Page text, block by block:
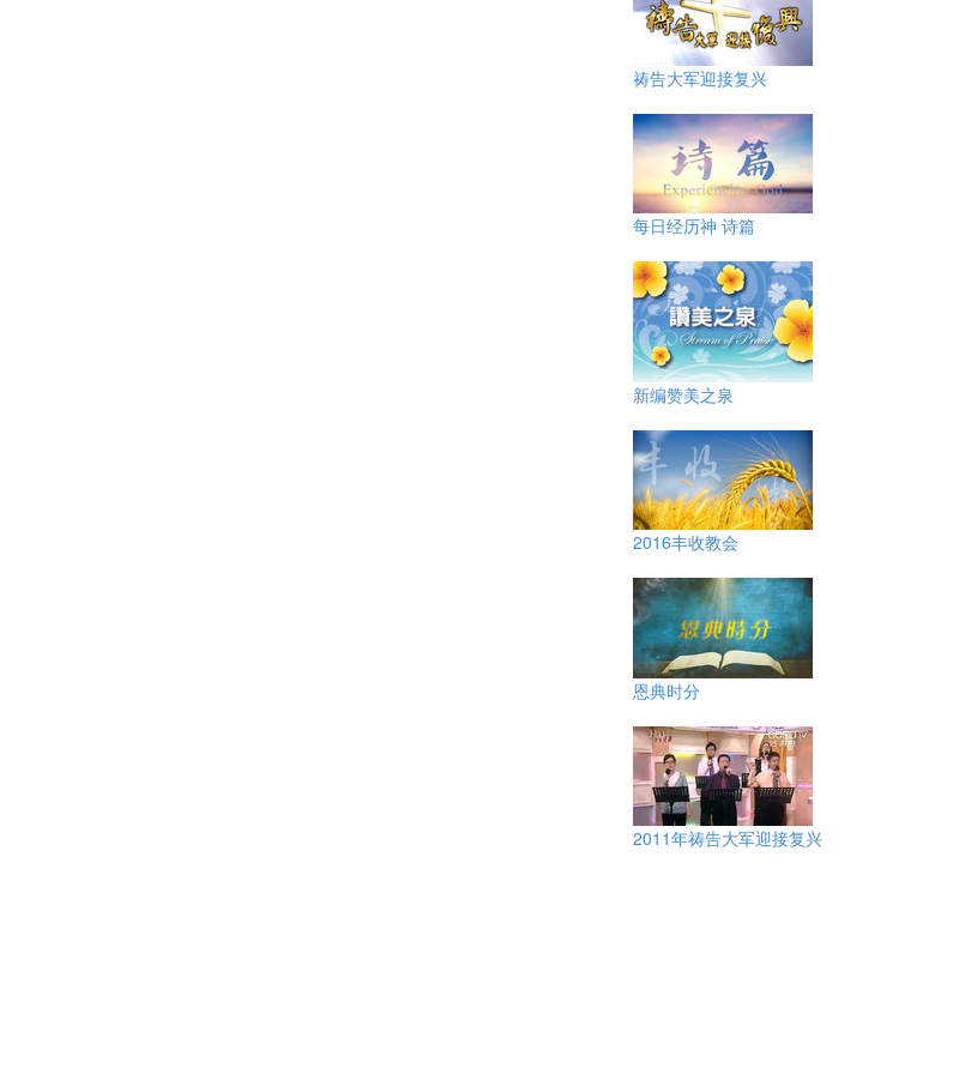
祷告大军迎接复兴
每日经历神 诗篇
新编赞美之泉
2016丰收教会
恩典时分
2011年祷告大军迎接复兴